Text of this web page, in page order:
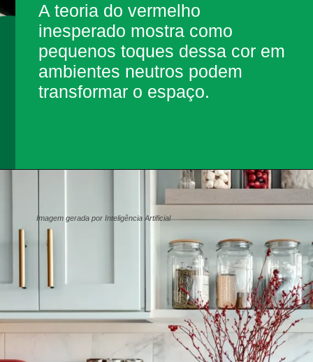
do vermelho
mostra como
toques dessa cor em
neutros podem
o espaço.
Imagem gerada por Inteligência Artificial